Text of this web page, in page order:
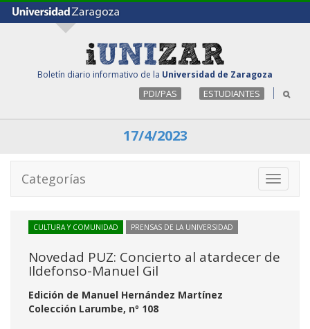
Boletín diario informativo de la Universidad de Zaragoza
PDI/PAS ESTUDIANTES
17/4/2023
Toggle
Categorías
CULTURA Y COMUNIDAD PRENSAS DE LA UNIVERSIDAD
Novedad PUZ: Concierto al atardecer de
Ildefonso-Manuel Gil
Edición de Manuel Hernández Martínez
Colección Larumbe, nº 108